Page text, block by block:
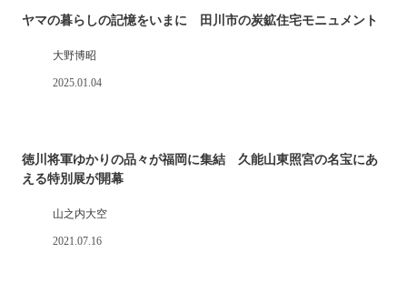
ヤマの暮らしの記憶をいまに 田川市の炭鉱住宅モニュメント
大野博昭
2025.01.04
徳川将軍ゆかりの品々が福岡に集結 久能山東照宮の名宝にあ
える特別展が開幕
山之内大空
2021.07.16